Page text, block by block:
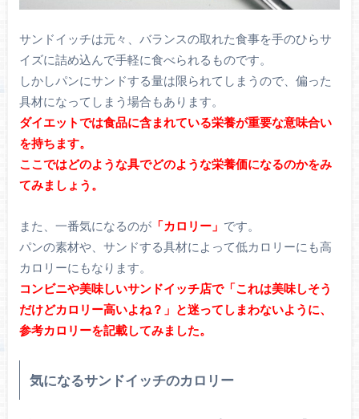
サンドイッチは元々、バランスの取れた食事を手のひらサ
イズに詰め込んで手軽に食べられるものです。
しかしパンにサンドする量は限られてしまうので、偏った
具材になってしまう場合もあります。
ダイエットでは食品に含まれている栄養が重要な意味合い
を持ちます。
ここではどのような具でどのような栄養価になるのかをみ
てみましょう。
また、一番気になるのが「カロリー」 です。
パンの素材や、サンドする具材によって低カロリーにも高
カロリーにもなります。
コンビニや美味しいサンドイッチ店で「これは美味しそう
だけどカロリー高いよね？」と迷ってしまわないように、
参考カロリーを記載してみました。
気になるサンドイッチのカロリー